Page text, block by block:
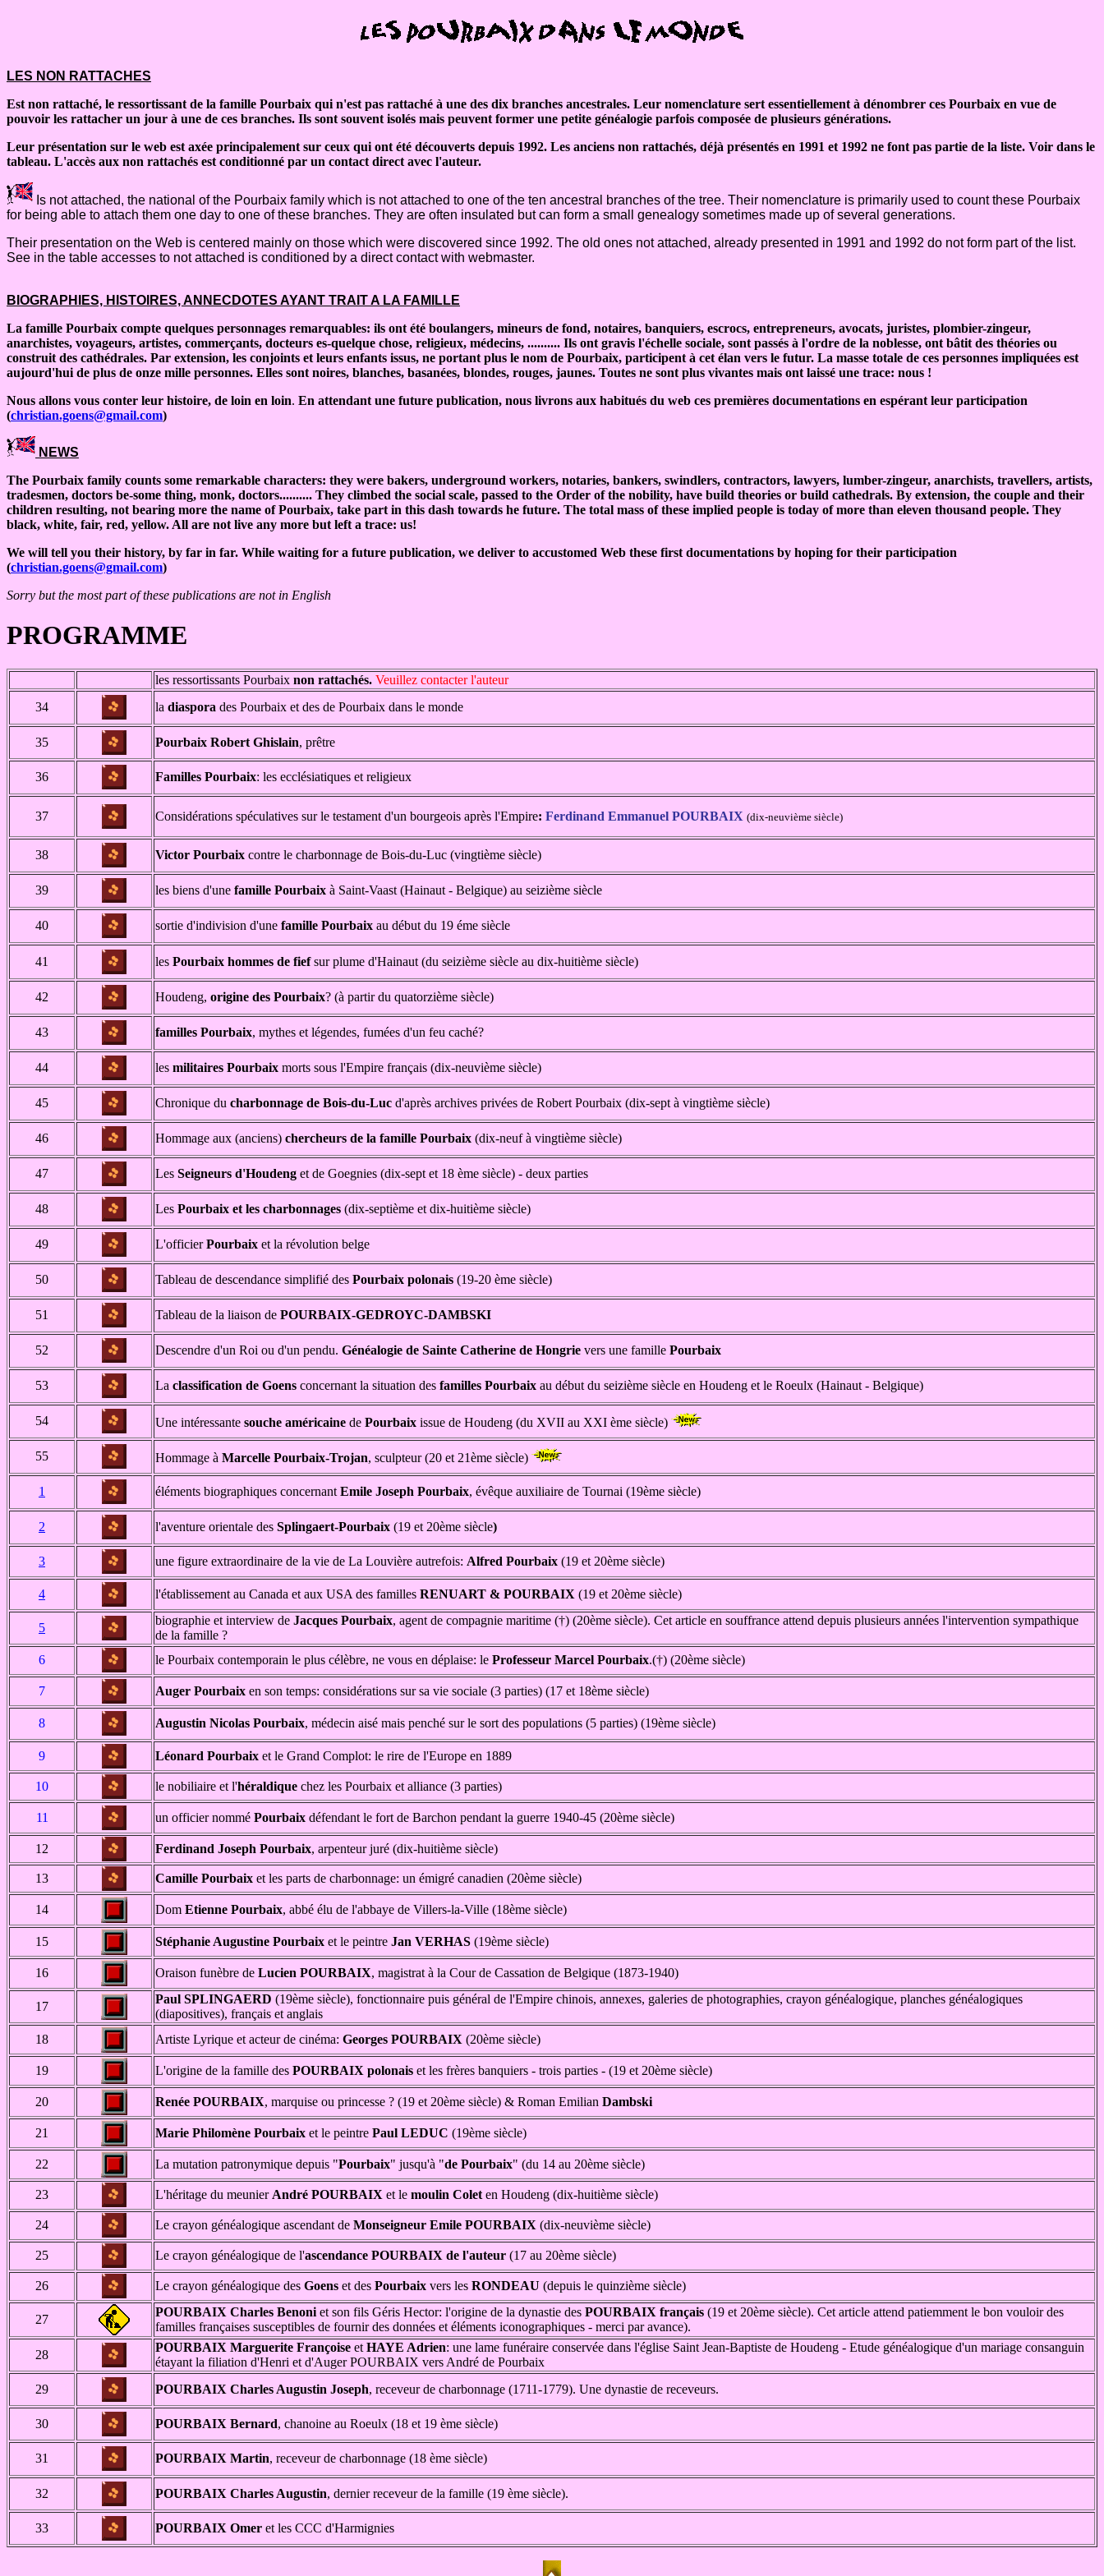
LES NON RATTACHES
Est non rattaché, le ressortissant de la famille Pourbaix qui n'est pas rattaché à une des dix branches ancestrales. Leur nomenclature sert essentiellement à dénombrer ces Pourbaix en vue de
pouvoir les rattacher un jour à une de ces branches. Ils sont souvent isolés mais peuvent former une petite généalogie parfois composée de plusieurs générations.
Leur présentation sur le web est axée principalement sur ceux qui ont été découverts depuis 1992. Les anciens non rattachés, déjà présentés en 1991 et 1992 ne font pas partie de la liste. Voir dans le
tableau. L'accès aux non rattachés est conditionné par un contact direct avec l'auteur.
Is not attached, the national of the Pourbaix family which is not attached to one of the ten ancestral branches of the tree. Their nomenclature is primarily used to count these Pourbaix
for being able to attach them one day to one of these branches. They are often insulated but can form a small genealogy sometimes made up of several generations.
Their presentation on the Web is centered mainly on those which were discovered since 1992. The old ones not attached, already presented in 1991 and 1992 do not form part of the list.
See in the table accesses to not attached is conditioned by a direct contact with webmaster.
BIOGRAPHIES, HISTOIRES, ANNECDOTES AYANT TRAIT A LA FAMILLE
La famille Pourbaix compte quelques personnages remarquables: ils ont été boulangers, mineurs de fond, notaires, banquiers, escrocs, entrepreneurs, avocats, juristes, plombier-zingeur,
anarchistes, voyageurs, artistes, commerçants, docteurs es-quelque chose, religieux, médecins, .......... Ils ont gravis l'échelle sociale, sont passés à l'ordre de la noblesse, ont bâtit des théories ou
construit des cathédrales. Par extension, les conjoints et leurs enfants issus, ne portant plus le nom de Pourbaix, participent à cet élan vers le futur. La masse totale de ces personnes impliquées est
aujourd'hui de plus de onze mille personnes. Elles sont noires, blanches, basanées, blondes, rouges, jaunes. Toutes ne sont plus vivantes mais ont laissé une trace: nous !
Nous allons vous conter leur histoire, de loin en loin. En attendant une future publication, nous livrons aux habitués du web ces premières documentations en espérant leur participation
(christian.goens@gmail.com)
NEWS
The Pourbaix family counts some remarkable characters: they were bakers, underground workers, notaries, bankers, swindlers, contractors, lawyers, lumber-zingeur, anarchists, travellers, artists,
tradesmen, doctors be-some thing, monk, doctors.......... They climbed the social scale, passed to the Order of the nobility, have build theories or build cathedrals. By extension, the couple and their
children resulting, not bearing more the name of Pourbaix, take part in this dash towards he future. The total mass of these implied people is today of more than eleven thousand people. They
black, white, fair, red, yellow. All are not live any more but left a trace: us!
We will tell you their history, by far in far. While waiting for a future publication, we deliver to accustomed Web these first documentations by hoping for their participation
(christian.goens@gmail.com)
Sorry but the most part of these publications are not in English
PROGRAMME
les ressortissants Pourbaix non rattachés. Veuillez contacter l'auteur
34
la diaspora des Pourbaix et des de Pourbaix dans le monde
35 Pourbaix Robert Ghislain, prêtre
36 Familles Pourbaix: les ecclésiatiques et religieux
37 Considérations spéculatives sur le testament d'un bourgeois après l'Empire: Ferdinand Emmanuel POURBAIX (dix-neuvième siècle)
38 Victor Pourbaix contre le charbonnage de Bois-du-Luc (vingtième siècle)
39 les biens d'une famille Pourbaix à Saint-Vaast (Hainaut - Belgique) au seizième siècle
40 sortie d'indivision d'une famille Pourbaix au début du 19 éme siècle
41 les Pourbaix hommes de fiefsur plume d'Hainaut (du seizième siècle au dix-huitième siècle)
42 Houdeng, origine des Pourbaix? (à partir du quatorzième siècle)
43 familles Pourbaix, mythes et légendes, fumées d'un feu caché?
44 les militaires Pourbaix morts sous l'Empire français (dix-neuvième siècle)
45 Chronique du charbonnage de Bois-du-Luc d'après archives privées de Robert Pourbaix (dix-sept à vingtième siècle)
46 Hommage aux (anciens) chercheurs de la famille Pourbaix (dix-neuf à vingtième siècle)
47 Les Seigneurs d'Houdeng et de Goegnies (dix-sept et 18 ème siècle) - deux parties
48 Les Pourbaix et les charbonnages (dix-septième et dix-huitième siècle)
49 L'officierPourbaix et la révolution belge
50 Tableau de descendance simplifié des Pourbaix polonais (19-20 ème siècle)
51 Tableau de la liaison de POURBAIX-GEDROYC-DAMBSKI
52 Descendre d'un Roi ou d'un pendu. Généalogie de Sainte Catherine de Hongrie vers une famille Pourbaix
53 La classification de Goens concernant la situation des familles Pourbaix au début du seizième siècle en Houdeng et le Roeulx (Hainaut - Belgique)
54 Une intéressante souche américaine de Pourbaix issue de Houdeng (du XVII au XXI ème siècle)
55 Hommage à Marcelle Pourbaix-Trojan, sculpteur (20 et 21ème siècle)
1 éléments biographiques concernant Emile Joseph Pourbaix, évêque auxiliaire de Tournai (19ème siècle)
2 l'aventure orientale des Splingaert-Pourbaix (19 et 20ème siècle)
3 une figure extraordinaire de la vie de La Louvière autrefois: Alfred Pourbaix (19 et 20ème siècle)
4 l'établissement au Canada et aux USA des familles RENUART & POURBAIX (19 et 20ème siècle)
5
biographie et interview de Jacques Pourbaix, agent de compagnie maritime (†) (20ème siècle). Cet article en souffrance attend depuis plusieurs années l'intervention sympathique
de la famille ?
6
le Pourbaix contemporain le plus célèbre, ne vous en déplaise: le Professeur Marcel Pourbaix.(†) (20ème siècle)
7 Auger Pourbaix en son temps: considérations sur sa vie sociale (3 parties) (17 et 18ème siècle)
8 Augustin Nicolas Pourbaix, médecin aisé mais penché sur le sort des populations (5 parties) (19ème siècle)
9 Léonard Pourbaix et le Grand Complot: le rire de l'Europe en 1889
10 le nobiliaire et l'héraldique chez les Pourbaix et alliance (3 parties)
11 un officier nommé Pourbaix défendant le fort de Barchon pendant la guerre 1940-45 (20ème siècle)
12 Ferdinand Joseph Pourbaix, arpenteur juré (dix-huitième siècle)
13 Camille Pourbaix et les parts de charbonnage: un émigré canadien (20ème siècle)
14 Dom Etienne Pourbaix, abbé élu de l'abbaye de Villers-la-Ville (18ème siècle)
15 Stéphanie Augustine Pourbaix et le peintre Jan VERHAS (19ème siècle)
16 Oraison funèbre de Lucien POURBAIX, magistrat à la Cour de Cassation de Belgique (1873-1940)
17
Paul SPLINGAERD (19ème siècle), fonctionnaire puis général de l'Empire chinois, annexes, galeries de photographies, crayon généalogique, planches généalogiques
(diapositives), français et anglais
18
Artiste Lyrique et acteur de cinéma: Georges POURBAIX (20ème siècle)
19 L'origine de la famille des POURBAIX polonais et les frères banquiers - trois parties - (19 et 20ème siècle)
20 Renée POURBAIX, marquise ou princesse ? (19 et 20ème siècle) & Roman Emilian Dambski
21 Marie Philomène Pourbaix et le peintre Paul LEDUC (19ème siècle)
22 La mutation patronymique depuis "Pourbaix" jusqu'à "de Pourbaix" (du 14 au 20ème siècle)
23 L'héritage du meunier André POURBAIX et le moulin Colet en Houdeng (dix-huitième siècle)
24 Le crayon généalogique ascendant de Monseigneur Emile POURBAIX (dix-neuvième siècle)
25 Le crayon généalogique de l'ascendance POURBAIX de l'auteur (17 au 20ème siècle)
26 Le crayon généalogique des Goens et des Pourbaix vers les RONDEAU (depuis le quinzième siècle)
27
POURBAIX Charles Benoni et son fils Géris Hector: l'origine de la dynastie des POURBAIX français (19 et 20ème siècle). Cet article attend patiemment le bon vouloir des
familles françaises susceptibles de fournir des données et éléments iconographiques - merci par avance).
28
POURBAIX Marguerite Françoise et HAYE Adrien: une lame funéraire conservée dans l'église Saint Jean-Baptiste de Houdeng - Etude généalogique d'un mariage consanguin
étayant la filiation d'Henri et d'Auger POURBAIX vers André de Pourbaix
29
POURBAIX Charles Augustin Joseph, receveur de charbonnage (1711-1779). Une dynastie de receveurs.
30 POURBAIX Bernard, chanoine au Roeulx (18 et 19 ème siècle)
31 POURBAIX Martin, receveur de charbonnage (18 ème siècle)
32 POURBAIX Charles Augustin, dernier receveur de la famille (19 ème siècle).
33 POURBAIX Omer et les CCC d'Harmignies